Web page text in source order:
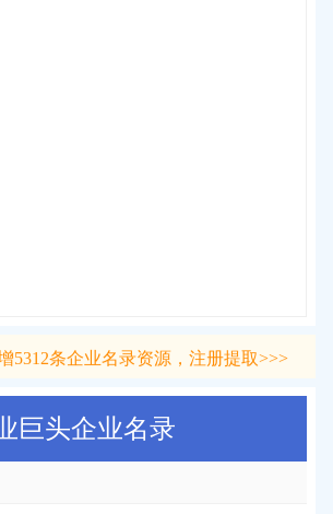
5312 条企业名录资源，注册提取>>>
5312条企业名录资源，注册提取>>>
巨头企业名录